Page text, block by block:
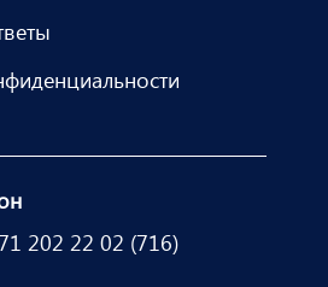
202 22 02 (716)